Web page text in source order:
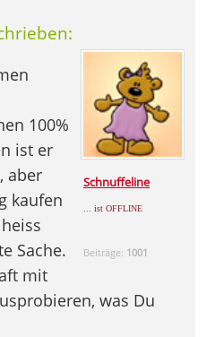
Schnuffeline
... ist OFFLINE
Beiträge: 1001
100%
ist er
aber
kaufen
Sache.
mit
was Du